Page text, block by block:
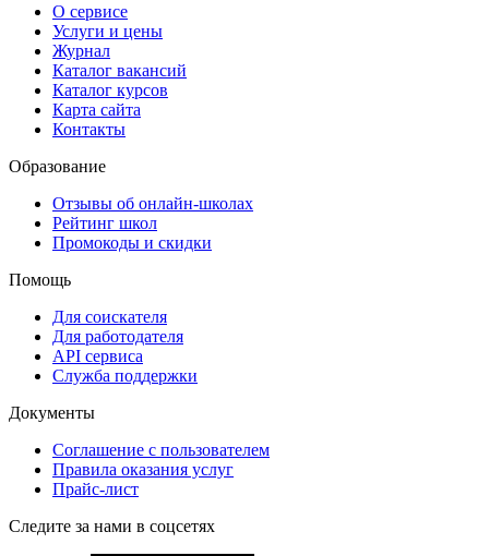
О сервисе
Услуги и цены
Журнал
Каталог вакансий
Каталог курсов
Карта сайта
Контакты
Образование
Отзывы об онлайн-школах
Рейтинг школ
Промокоды и скидки
Помощь
Для соискателя
Для работодателя
API сервиса
Служба поддержки
Документы
Соглашение с пользователем
Правила оказания услуг
Прайс-лист
Следите за нами в соцсетях